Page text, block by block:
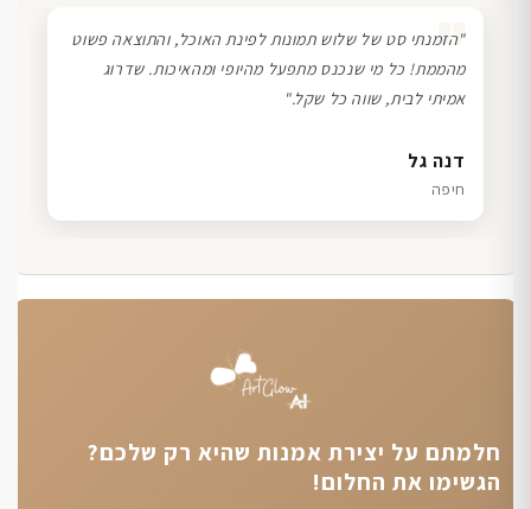
שרון כהן
תל אביב
עדי לוי
רמת גן
❞
"הזמנתי סט של שלוש תמונות לפינת האוכל, והתוצאה פשוט
מהממת! כל מי שנכנס מתפעל מהיופי ומהאיכות. שדרוג
אמיתי לבית, שווה כל שקל."
דנה גל
חיפה
ליאת ויוסי מ.
הוד השרון
חלמתם על יצירת אמנות שהיא רק שלכם?
הגשימו את החלום!